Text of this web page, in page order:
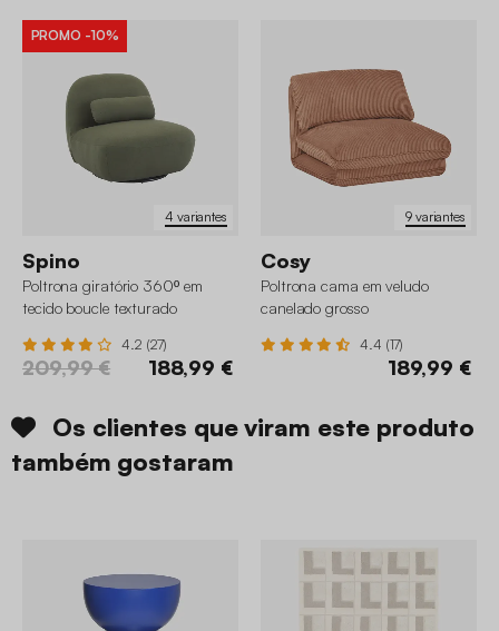
4 variantes
PROMO -10%
Spino
Poltrona giratório 360º em
tecido boucle texturado
4.2 (27)
209,99 € 188,99 €
9 variantes
Cosy
Poltrona cama em veludo
canelado grosso
4.4 (17)
189,99 €
Os clientes que viram este produto
também gostaram